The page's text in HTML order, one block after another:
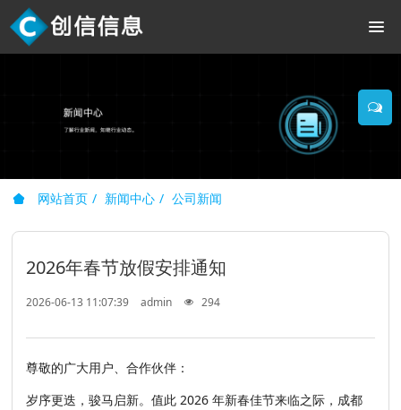
网站首页 新闻中心 公司新闻
2026年春节放假安排通知
2026-06-13 11:07:39 admin 294
尊敬的广大用户、合作伙伴：
岁序更迭，骏马启新。值此 2026 年新春佳节来临之际，成都